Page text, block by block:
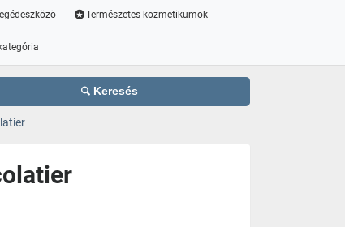
Természetes kozmetikumok
Keresés